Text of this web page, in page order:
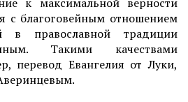
с благоговейным отношением
в православной традиции
Такими качествами
перевод Евангелия от Луки,